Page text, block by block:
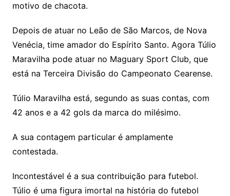
motivo de chacota.
Depois de atuar no Leão de São Marcos, de Nova
Venécia, time amador do Espírito Santo. Agora Túlio
Maravilha pode atuar no Maguary Sport Club, que
está na Terceira Divisão do Campeonato Cearense.
Túlio Maravilha está, segundo as suas contas, com
42 anos e a 42 gols da marca do milésimo.
A sua contagem particular é amplamente
contestada.
Incontestável é a sua contribuição para futebol.
Túlio é uma figura imortal na história do futebol